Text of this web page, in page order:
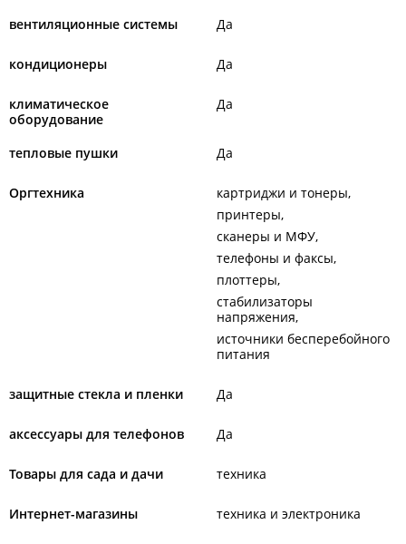
вентиляционные системы Да
кондиционеры Да
климатическое
оборудование
Да
тепловые пушки Да
Оргтехника
картриджи и тонеры
принтеры
сканеры и МФУ
телефоны и факсы
плоттеры
стабилизаторы
напряжения
источники бесперебойного
питания
защитные стекла и пленки Да
аксессуары для телефонов Да
Товары для сада и дачи техника
Интернет-магазины техника и электроника